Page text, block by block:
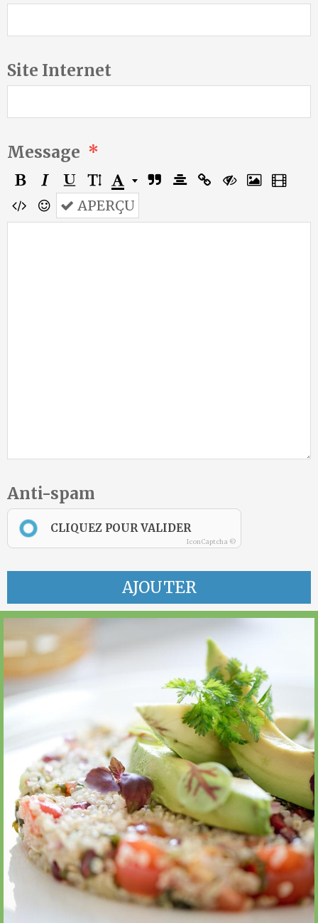
Site Internet
Message
APERÇU
Anti-spam
CLIQUEZ POUR VALIDER
IconCaptcha ©
AJOUTER